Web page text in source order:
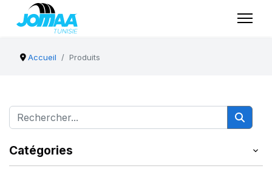
Accueil Produits
Catégories